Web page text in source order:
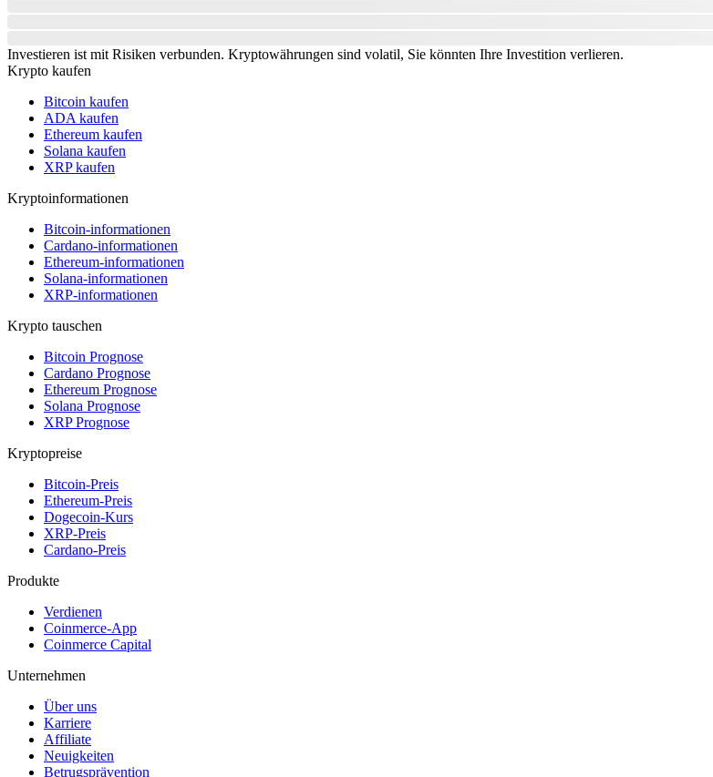
Investieren ist mit Risiken verbunden. Kryptowährungen sind volatil, Sie könnten Ihre Investition verlieren.
Krypto kaufen
Bitcoin kaufen
ADA kaufen
Ethereum kaufen
Solana kaufen
XRP kaufen
Kryptoinformationen
Bitcoin-informationen
Cardano-informationen
Ethereum-informationen
Solana-informationen
XRP-informationen
Krypto tauschen
Bitcoin Prognose
Cardano Prognose
Ethereum Prognose
Solana Prognose
XRP Prognose
Kryptopreise
Bitcoin-Preis
Ethereum-Preis
Dogecoin-Kurs
XRP-Preis
Cardano-Preis
Produkte
Verdienen
Coinmerce-App
Coinmerce Capital
Unternehmen
Über uns
Karriere
Affiliate
Neuigkeiten
Betrugsprävention